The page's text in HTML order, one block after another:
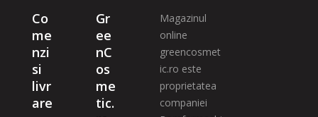
Co
me
nzi
si
livr
are
Gr
ee
nC
os
me
tic.
Magazinul
online
greencosmet
ic.ro este
proprietatea
companiei